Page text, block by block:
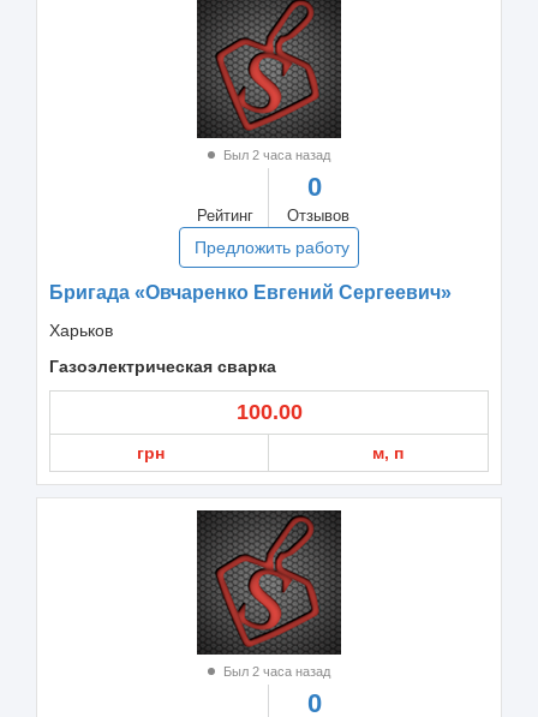
Был 2 часа назад
Рейтинг
0
Отзывов
Предложить работу
Бригада «Овчаренко Евгений Сергеевич»
Харьков
Газоэлектрическая сварка
100.00
грн м, п
Был 2 часа назад
0